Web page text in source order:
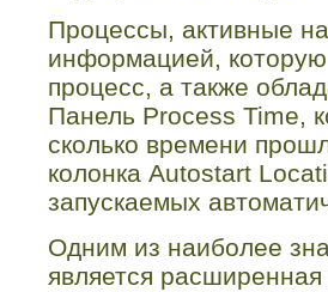
Процессы, активные
информацией,
процесс, а также
Панель Process Time,
сколько времени
колонка Autostart
запускаемых
Одним из наиболее
является